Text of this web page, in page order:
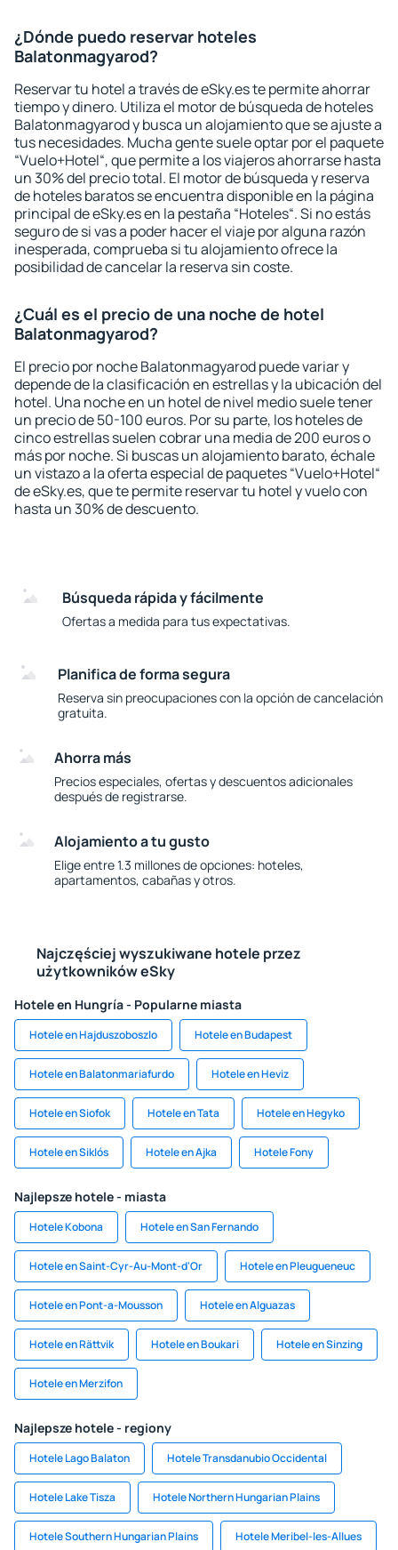
¿Dónde puedo reservar hoteles
Balatonmagyarod?
Reservar tu hotel a través de eSky.es te permite ahorrar
tiempo y dinero. Utiliza el motor de búsqueda de hoteles
Balatonmagyarod y busca un alojamiento que se ajuste a
tus necesidades. Mucha gente suele optar por el paquete
“Vuelo+Hotel“, que permite a los viajeros ahorrarse hasta
un 30% del precio total. El motor de búsqueda y reserva
de hoteles baratos se encuentra disponible en la página
principal de eSky.es en la pestaña “Hoteles“. Si no estás
seguro de si vas a poder hacer el viaje por alguna razón
inesperada, comprueba si tu alojamiento ofrece la
posibilidad de cancelar la reserva sin coste.
¿Cuál es el precio de una noche de hotel
Balatonmagyarod?
El precio por noche Balatonmagyarod puede variar y
depende de la clasificación en estrellas y la ubicación del
hotel. Una noche en un hotel de nivel medio suele tener
un precio de 50-100 euros. Por su parte, los hoteles de
cinco estrellas suelen cobrar una media de 200 euros o
más por noche. Si buscas un alojamiento barato, échale
un vistazo a la oferta especial de paquetes “Vuelo+Hotel“
de eSky.es, que te permite reservar tu hotel y vuelo con
hasta un 30% de descuento.
Búsqueda rápida y fácilmente
Ofertas a medida para tus expectativas.
Planifica de forma segura
Reserva sin preocupaciones con la opción de cancelación
gratuita.
Ahorra más
Precios especiales, ofertas y descuentos adicionales
después de registrarse.
Alojamiento a tu gusto
Elige entre 1.3 millones de opciones: hoteles,
apartamentos, cabañas y otros.
Najczęściej wyszukiwane hotele przez
użytkowników eSky
Hotele en Hungría - Popularne miasta
Hotele en Hajduszoboszlo Hotele en Budapest
Hotele en Balatonmariafurdo Hotele en Heviz
Hotele en Siofok Hotele en Tata Hotele en Hegyko
Hotele en Siklós Hotele en Ajka Hotele Fony
Najlepsze hotele - miasta
Hotele Kobona Hotele en San Fernando
Hotele en Saint-Cyr-Au-Mont-d'Or Hotele en Pleugueneuc
Hotele en Pont-a-Mousson Hotele en Alguazas
Hotele en Rättvik Hotele en Boukari Hotele en Sinzing
Hotele en Merzifon
Najlepsze hotele - regiony
Hotele Lago Balaton Hotele Transdanubio Occidental
Hotele Lake Tisza Hotele Northern Hungarian Plains
Hotele Southern Hungarian Plains Hotele Meribel-les-Allues